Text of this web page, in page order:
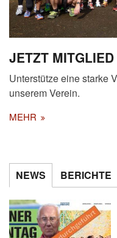
JETZT
Unterstütze eine starke
unserem Verein.
MEHR
NEWS BERICHTE